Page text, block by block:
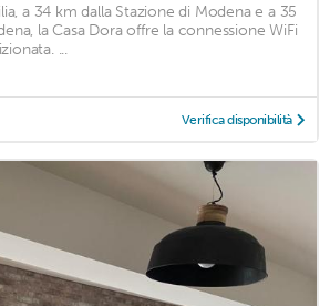
a 34 km dalla Stazione di Modena e a 35
la Casa Dora offre la connessione WiFi
...
Verifica disponibilità